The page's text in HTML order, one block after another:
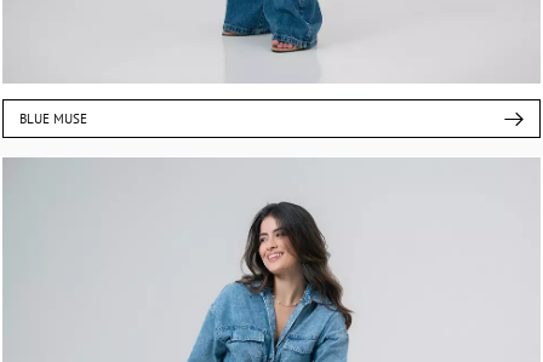
BLUE MUSE